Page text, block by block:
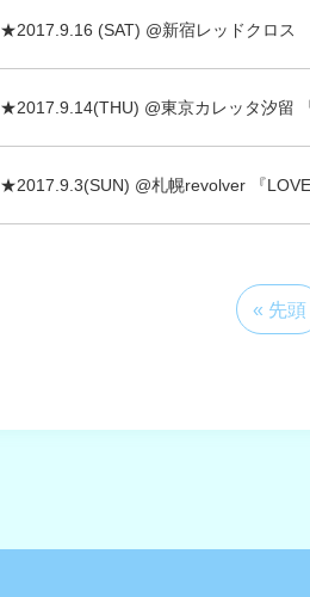
★2017.9.16 (SAT) @新宿レッドクロス
★2017.9.14(THU) @東京カレッタ汐留
★2017.9.3(SUN) @札幌revolver 『
« 先頭